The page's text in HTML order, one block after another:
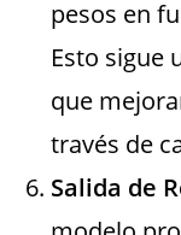
pesos en
Esto sigue
que
través de
Salida de